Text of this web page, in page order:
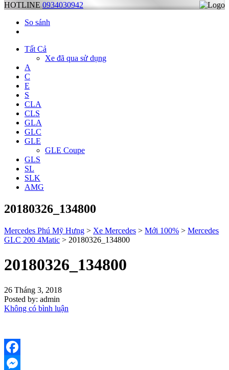
HOTLINE 0934030942
So sánh
Tất Cả
Xe đã qua sử dụng
A
C
E
S
CLA
CLS
GLA
GLC
GLE
GLE Coupe
GLS
SL
SLK
AMG
20180326_134800
Mercedes Phú Mỹ Hưng > Xe Mercedes > Mới 100% > Mercedes
GLC 200 4Matic > 20180326_134800
20180326_134800
26 Tháng 3, 2018
Posted by: admin
Không có bình luận
Facebook